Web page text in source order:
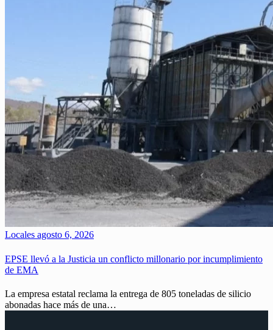
Locales agosto 6, 2026
EPSE llevó a la Justicia un conflicto millonario por incumplimiento
de EMA
La empresa estatal reclama la entrega de 805 toneladas de silicio
abonadas hace más de una…